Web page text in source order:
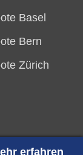
Basel
Bern
Zürich
erfahren